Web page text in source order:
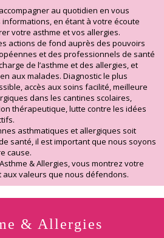
au quotidien en vous
en étant à votre écoute
votre asthme et vos allergies.
actions de fond auprès des pouvoirs
et des professionnels de santé
de l’asthme et des allergies, et
aux malades. Diagnostic le plus
accès aux soins facilité, meilleure
dans les cantines scolaires,
thérapeutique, lutte contre les idées
asthmatiques et allergiques soit
santé, il est important que nous soyons
cause.
& Allergies, vous montrez votre
valeurs que nous défendons.
& Allergies